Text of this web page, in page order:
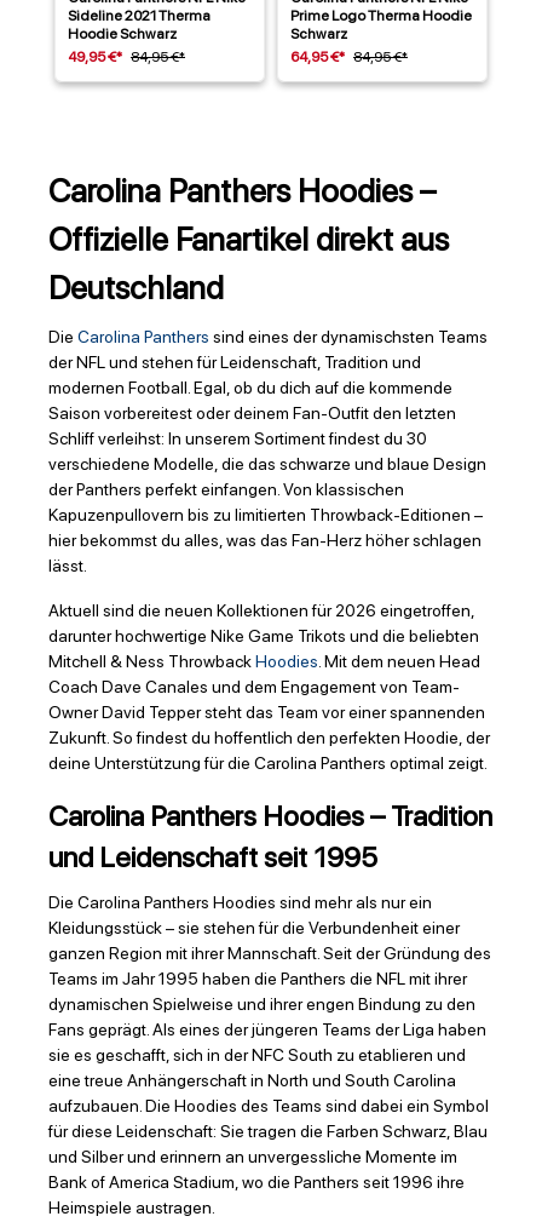
Sideline 2021 Therma
Hoodie Schwarz
49,95 €* 84,95 €*
Prime Logo Therma Hoodie
Schwarz
64,95 €* 84,95 €*
Carolina Panthers Hoodies –
Offizielle Fanartikel direkt aus
Deutschland
Die Carolina Panthers sind eines der dynamischsten Teams
der NFL und stehen für Leidenschaft, Tradition und
modernen Football. Egal, ob du dich auf die kommende
Saison vorbereitest oder deinem Fan-Outfit den letzten
Schliff verleihst: In unserem Sortiment findest du 30
verschiedene Modelle, die das schwarze und blaue Design
der Panthers perfekt einfangen. Von klassischen
Kapuzenpullovern bis zu limitierten Throwback-Editionen –
hier bekommst du alles, was das Fan-Herz höher schlagen
lässt.
Aktuell sind die neuen Kollektionen für 2026 eingetroffen,
darunter hochwertige Nike Game Trikots und die beliebten
Mitchell & Ness ThrowbackHoodies. Mit dem neuen Head
Coach Dave Canales und dem Engagement von Team-
Owner David Tepper steht das Team vor einer spannenden
Zukunft. So findest du hoffentlich den perfekten Hoodie, der
deine Unterstützung für die Carolina Panthers optimal zeigt.
Carolina Panthers Hoodies – Tradition
und Leidenschaft seit 1995
Die Carolina Panthers Hoodies sind mehr als nur ein
Kleidungsstück – sie stehen für die Verbundenheit einer
ganzen Region mit ihrer Mannschaft. Seit der Gründung des
Teams im Jahr 1995 haben die Panthers die NFL mit ihrer
dynamischen Spielweise und ihrer engen Bindung zu den
Fans geprägt. Als eines der jüngeren Teams der Liga haben
sie es geschafft, sich in der NFC South zu etablieren und
eine treue Anhängerschaft in North und South Carolina
aufzubauen. Die Hoodies des Teams sind dabei ein Symbol
für diese Leidenschaft: Sie tragen die Farben Schwarz, Blau
und Silber und erinnern an unvergessliche Momente im
Bank of America Stadium, wo die Panthers seit 1996 ihre
Heimspiele austragen.